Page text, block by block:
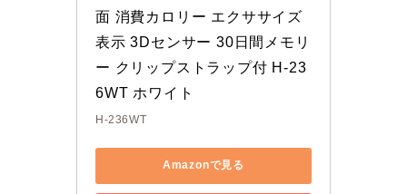
面 消費カロリー エクササイズ
表示 3Dセンサー 30日間メモリ
ー クリップストラップ付 H-23
6WT ホワイト
H-236WT
Amazonで見る